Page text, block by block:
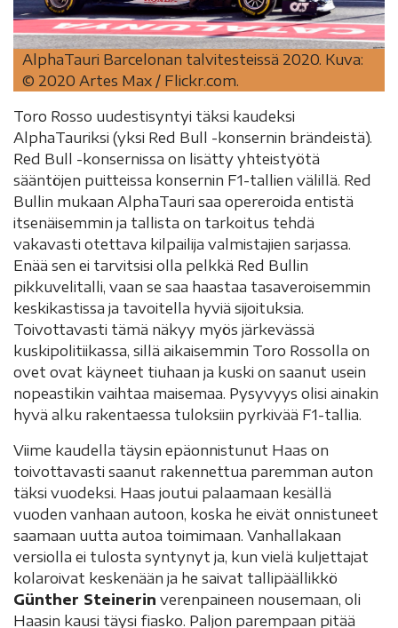
AlphaTauri Barcelonan talvitesteissä 2020. Kuva:
© 2020 Artes Max / Flickr.com.
Toro Rosso uudestisyntyi täksi kaudeksi
AlphaTauriksi (yksi Red Bull -konsernin brändeistä).
Red Bull -konsernissa on lisätty yhteistyötä
sääntöjen puitteissa konsernin F1-tallien välillä. Red
Bullin mukaan AlphaTauri saa opereroida entistä
itsenäisemmin ja tallista on tarkoitus tehdä
vakavasti otettava kilpailija valmistajien sarjassa.
Enää sen ei tarvitsisi olla pelkkä Red Bullin
pikkuvelitalli, vaan se saa haastaa tasaveroisemmin
keskikastissa ja tavoitella hyviä sijoituksia.
Toivottavasti tämä näkyy myös järkevässä
kuskipolitiikassa, sillä aikaisemmin Toro Rossolla on
ovet ovat käyneet tiuhaan ja kuski on saanut usein
nopeastikin vaihtaa maisemaa. Pysyvyys olisi ainakin
hyvä alku rakentaessa tuloksiin pyrkivää F1-tallia.
Viime kaudella täysin epäonnistunut Haas on
toivottavasti saanut rakennettua paremman auton
täksi vuodeksi. Haas joutui palaamaan kesällä
vuoden vanhaan autoon, koska he eivät onnistuneet
saamaan uutta autoa toimimaan. Vanhallakaan
versiolla ei tulosta syntynyt ja, kun vielä kuljettajat
kolaroivat keskenään ja he saivat tallipäällikkö
Günther Steinerin verenpaineen nousemaan, oli
Haasin kausi täysi fiasko. Paljon parempaan pitää